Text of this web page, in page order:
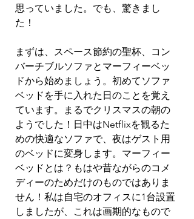
思っていました。でも、驚きまし
た！
まずは、スペース節約の聖杯、コン
バーチブルソファとマーフィーベッ
ドから始めましょう。初めてソファ
ベッドを手に入れた日のことを覚え
ています。まるでクリスマスの朝の
ようでした！日中はNetflixを観るた
めの快適なソファで、夜はゲスト用
のベッドに変身します。マーフィー
ベッドとは？もはや昔ながらのコメ
ディーのためだけのものではありま
せん！私は自宅のオフィスに1台設置
しましたが、これは画期的なもので